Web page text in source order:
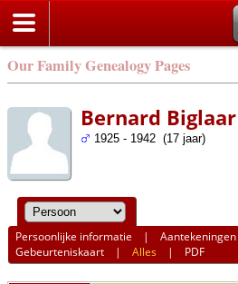
Our Family Genealogy Pages
Bernard Biglaar
1925 - 1942 (17 jaar)
Persoonlijke informatie |Aantekeningen
Gebeurteniskaart |Alles | PDF